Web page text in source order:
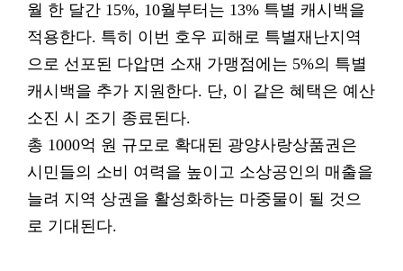
월 한 달간 15%, 10월부터는 13% 특별 캐시백을
적용한다. 특히 이번 호우 피해로 특별재난지역
으로 선포된 다압면 소재 가맹점에는 5%의 특별
캐시백을 추가 지원한다. 단, 이 같은 혜택은 예산
소진 시 조기 종료된다.
총 1000억 원 규모로 확대된 광양사랑상품권은
시민들의 소비 여력을 높이고 소상공인의 매출을
늘려 지역 상권을 활성화하는 마중물이 될 것으
로 기대된다.